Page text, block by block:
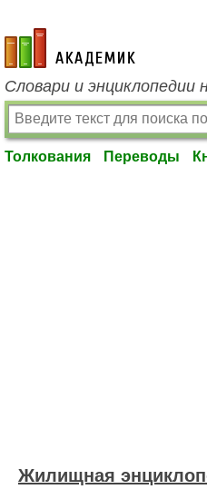
academic.ru
Словари и энциклопедии
Толкования Переводы
Жилищная